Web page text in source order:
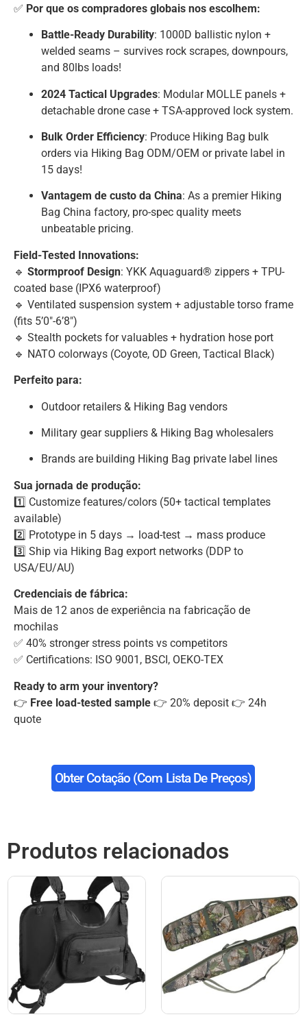
✅ Por que os compradores globais nos escolhem:
Battle-Ready Durability: 1000D ballistic nylon +
welded seams – survives rock scrapes, downpours,
and 80lbs loads!
2024 Tactical Upgrades: Modular MOLLE panels +
detachable drone case + TSA-approved lock system.
Bulk Order Efficiency: Produce Hiking Bag bulk
orders via Hiking Bag ODM/OEM or private label in
15 days!
Vantagem de custo da China: As a premier Hiking
Bag China factory, pro-spec quality meets
unbeatable pricing.
Field-Tested Innovations:
🔹 Stormproof Design: YKK Aquaguard® zippers + TPU-
coated base (IPX6 waterproof)
🔹 Ventilated suspension system + adjustable torso frame
(fits 5’0″-6’8″)
🔹 Stealth pockets for valuables + hydration hose port
🔹 NATO colorways (Coyote, OD Green, Tactical Black)
Perfeito para:
Outdoor retailers & Hiking Bag vendors
Military gear suppliers & Hiking Bag wholesalers
Brands are building Hiking Bag private label lines
Sua jornada de produção:
1️⃣ Customize features/colors (50+ tactical templates
available)
2️⃣ Prototype in 5 days → load-test → mass produce
3️⃣ Ship via Hiking Bag export networks (DDP to
USA/EU/AU)
Credenciais de fábrica:
Mais de 12 anos de experiência na fabricação de
mochilas
✅ 40% stronger stress points vs competitors
✅ Certifications: ISO 9001, BSCI, OEKO-TEX
Ready to arm your inventory?
👉 Free load-tested sample 👉 20% deposit 👉 24h
quote
Obter Cotação (com Lista De Preços)
Produtos relacionados